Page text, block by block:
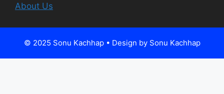
About Us
© 2025 Sonu Kachhap • Design by Sonu Kachhap